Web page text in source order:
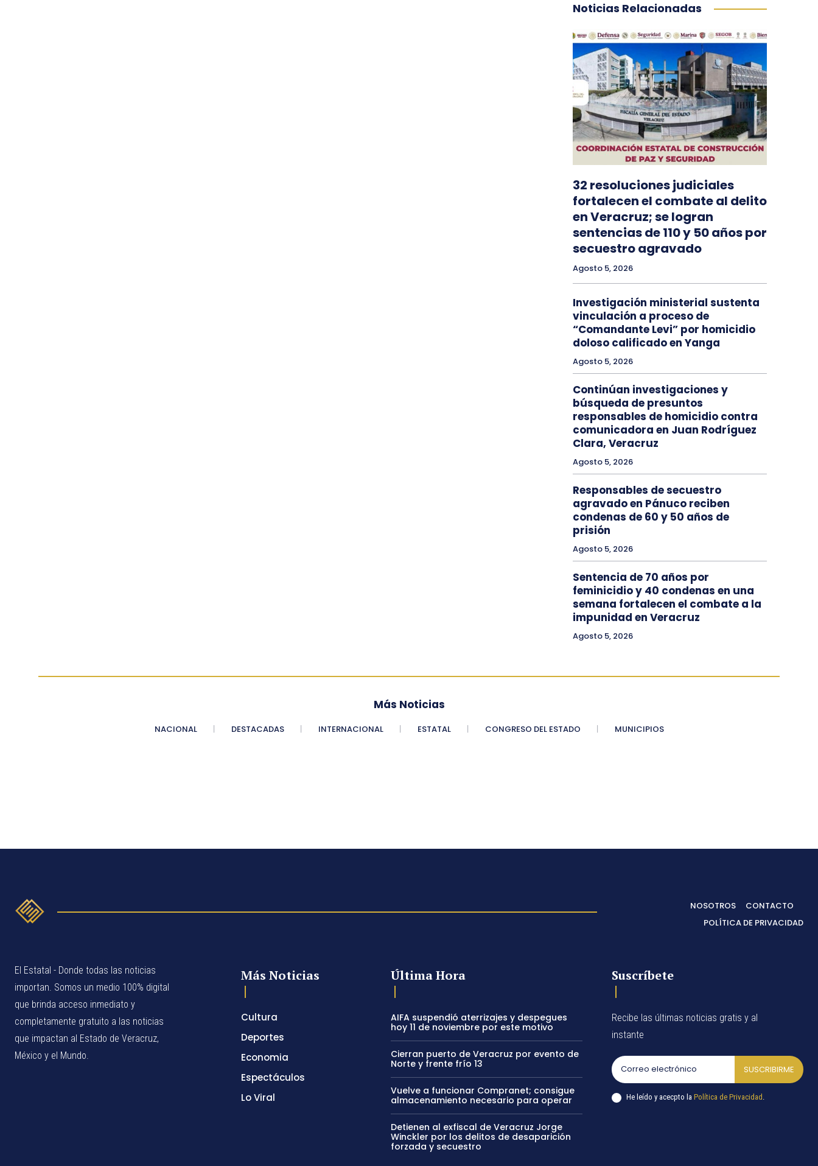
Noticias Relacionadas
32 resoluciones judiciales
fortalecen el combate al delito
en Veracruz; se logran
sentencias de 110 y 50 años por
secuestro agravado
Agosto 5, 2026
Investigación ministerial sustenta
vinculación a proceso de
“Comandante Levi” por homicidio
doloso calificado en Yanga
Agosto 5, 2026
Continúan investigaciones y
búsqueda de presuntos
responsables de homicidio contra
comunicadora en Juan Rodríguez
Clara, Veracruz
Agosto 5, 2026
Responsables de secuestro
agravado en Pánuco reciben
condenas de 60 y 50 años de
prisión
Agosto 5, 2026
Sentencia de 70 años por
feminicidio y 40 condenas en una
semana fortalecen el combate a la
impunidad en Veracruz
Agosto 5, 2026
Más Noticias
NACIONAL DESTACADAS INTERNACIONAL ESTATAL CONGRESO DEL ESTADO MUNICIPIOS
NOSOTROS
CONTACTO
POLÍTICA DE PRIVACIDAD
El Estatal - Donde todas las noticias
importan. Somos un medio 100% digital
que brinda acceso inmediato y
completamente gratuito a las noticias
que impactan al Estado de Veracruz,
México y el Mundo.
Más Noticias
Cultura
Deportes
Economia
Espectáculos
Lo Viral
Última Hora
AIFA suspendió aterrizajes y despegues
hoy 11 de noviembre por este motivo
Cierran puerto de Veracruz por evento de
Norte y frente frío 13
Vuelve a funcionar Compranet; consigue
almacenamiento necesario para operar
Detienen al exfiscal de Veracruz Jorge
Winckler por los delitos de desaparición
forzada y secuestro
Suscríbete
Recibe las últimas noticias gratis y al
instante
SUSCRIBIRME
He leído y acecpto laPolítica de Privacidad .